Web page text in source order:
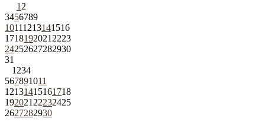
1 2
3456789
10111213141516
1718192021 2223
24252627282930
31
1 234
567891011
12131415161718
192021 22232425
2627282930